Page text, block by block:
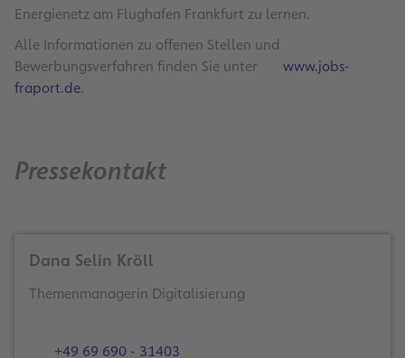
Energienetz am Flughafen Frankfurt zu lernen.
Alle Informationen zu offenen Stellen und
Bewerbungsverfahren finden Sie unter
www.jobs-
fraport.de.
Pressekontakt
Dana Selin Kröll
Themenmanagerin Digitalisierung
+49 69 690 - 31403